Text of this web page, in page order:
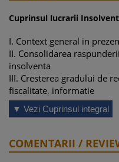
Cuprinsul lucrarii
I. Context general in
II. Consolidarea
insolventa
III. Cresterea gradului de
fiscalitate, informatie
IV. IV. Prevenirea
V. Solutii fiscal-contabile
2. Creanta neincasata.
3. Client in faliment,
▼ Vezi Cuprinsul integral
COMENTARII /